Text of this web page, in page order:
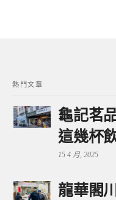
熱門文章
龜記茗
這幾杯
15 4 月, 2025
龍華閣